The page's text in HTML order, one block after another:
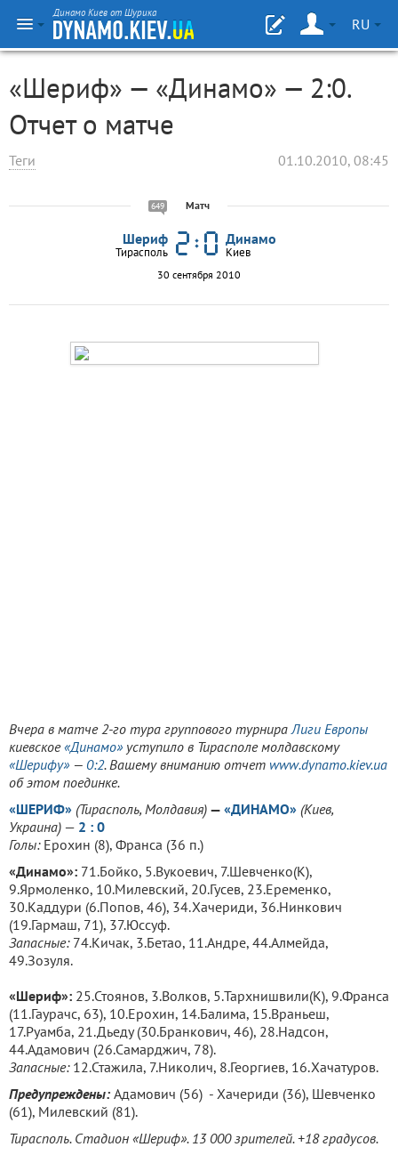
Динамо Киев от Шурика
RU
«Шериф» — «Динамо» — 2:0.
Отчет о матче
Теги 01.10.2010, 08:45
649 Матч
Шериф
Тирасполь
Динамо
Киев
30 сентября 2010
Вчера в матче 2-го тура группового турнираЛиги Европы
киевское«Динамо»уступило в Тирасполе молдавскому
«Шерифу»— 0:2. Вашему вниманию отчет www.dynamo.kiev.ua
об этом поединке.
«ШЕРИФ» (Тирасполь, Молдавия) — «ДИНАМО» (Киев,
Украина) — 2 : 0
Голы:Ерохин (8), Франса (36 п.)
«Динамо»: 71.Бойко, 5.Вукоевич, 7.Шевченко(К),
9.Ярмоленко, 10.Милевский, 20.Гусев, 23.Еременко,
30.Каддури (6.Попов, 46), 34.Хачериди, 36.Нинкович
(19.Гармаш, 71), 37.Юссуф.
Запасные:74.Кичак, 3.Бетао, 11.Андре, 44.Алмейда,
49.Зозуля.
«Шериф»: 25.Стоянов, 3.Волков, 5.Тархнишвили(К), 9.Франса
(11.Гаурачс, 63), 10.Ерохин, 14.Балима, 15.Враньеш,
17.Руамба, 21.Дьеду (30.Бранкович, 46), 28.Надсон,
44.Адамович (26.Самарджич, 78).
Запасные:12.Стажила, 7.Николич, 8.Георгиев, 16.Хачатуров.
Предупреждены: Адамович (56) - Хачериди (36), Шевченко
(61), Милевский (81).
Тирасполь. Стадион «Шериф». 13 000 зрителей. +18 градусов.